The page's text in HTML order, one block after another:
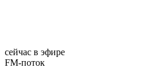
сейчас в эфире
FM-поток